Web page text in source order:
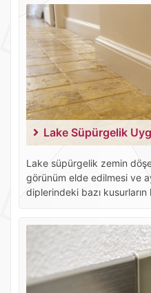
Lake Süpürgelik
Lake süpürgelik zemin
görünüm elde edilmesi ve
diplerindeki bazı kusurların